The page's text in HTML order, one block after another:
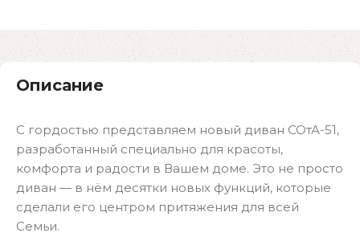
Описание
С гордостью представляем новый диван СОтА-51,
разработанный специально для красоты,
комфорта и радости в Вашем доме. Это не просто
диван — в нём десятки новых функций, которые
сделали его центром притяжения для всей
Семьи.